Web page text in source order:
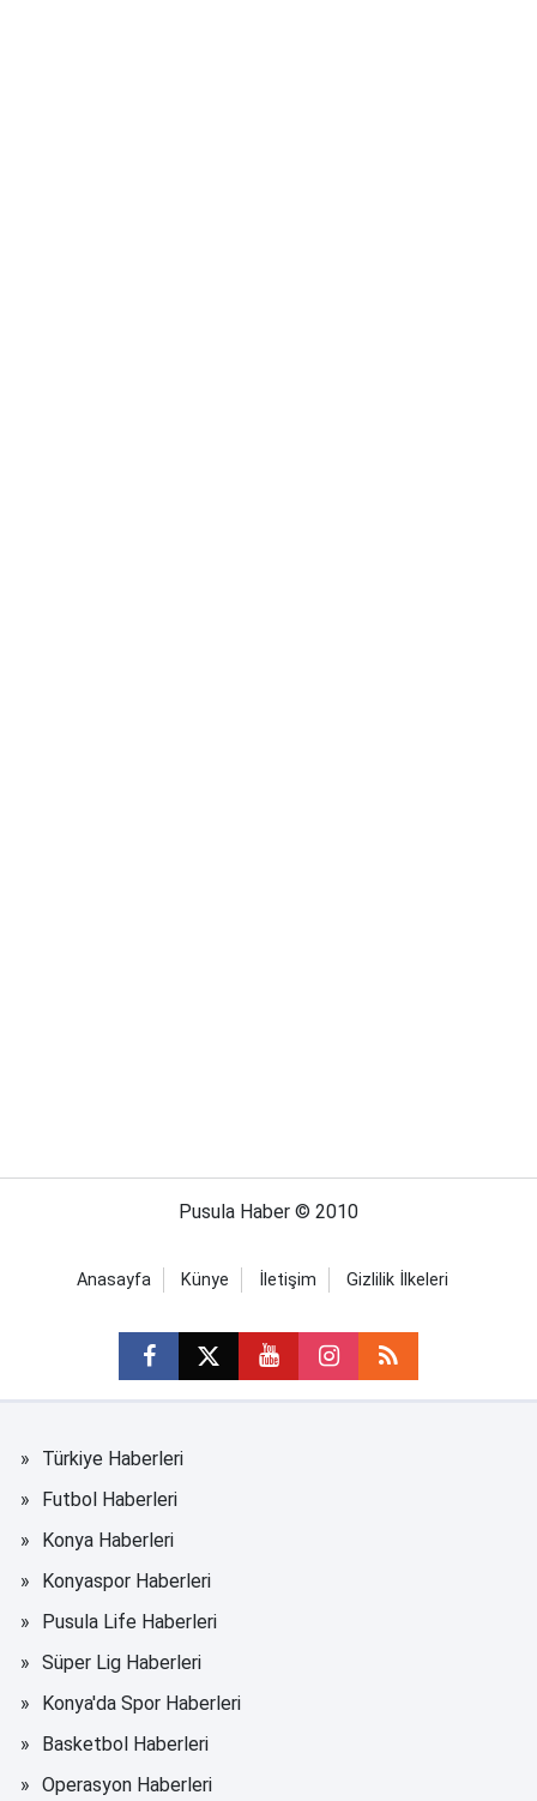
Pusula Haber © 2010
Anasayfa Künye İletişim Gizlilik İlkeleri
Türkiye Haberleri
Futbol Haberleri
Konya Haberleri
Konyaspor Haberleri
Pusula Life Haberleri
Süper Lig Haberleri
Konya'da Spor Haberleri
Basketbol Haberleri
Operasyon Haberleri